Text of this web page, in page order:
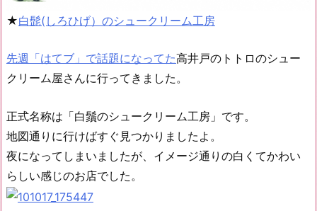
★白髭(しろひげ）のシュークリーム工房
先週「はてブ」で話題になってた高井戸のトトロのシュー
クリーム屋さんに行ってきました。
正式名称は「白鬚のシュークリーム工房」です。
地図通りに行けばすぐ見つかりましたよ。
夜になってしまいましたが、イメージ通りの白くてかわい
らしい感じのお店でした。